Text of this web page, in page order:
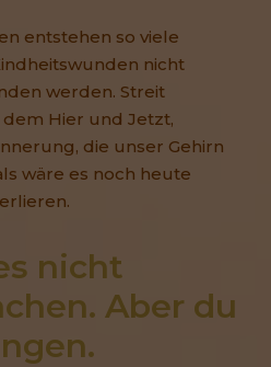
entstehen so viele
nicht
werden. Streit
Hier und Jetzt,
die unser Gehirn
wäre es noch heute
nicht
Aber du